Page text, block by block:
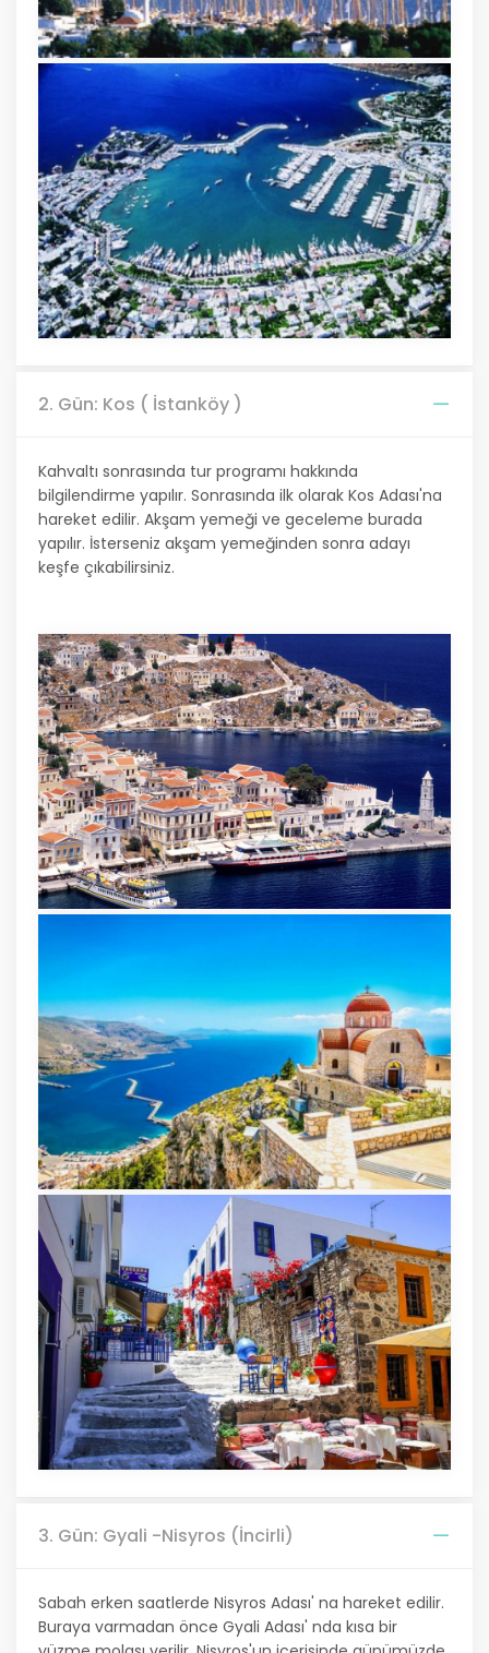
2. Gün: Kos ( İstanköy )
Kahvaltı sonrasında tur programı hakkında
bilgilendirme yapılır. Sonrasında ilk olarak Kos Adası'na
hareket edilir. Akşam yemeği ve geceleme burada
yapılır. İsterseniz akşam yemeğinden sonra adayı
keşfe çıkabilirsiniz.
3. Gün: Gyali -Nisyros (İncirli)
Sabah erken saatlerde Nisyros Adası' na hareket edilir.
Buraya varmadan önce Gyali Adası' nda kısa bir